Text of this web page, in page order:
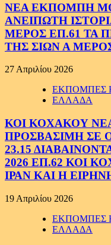
ΝΕΑ ΕΚΠΟΜΠΗ
ΑΝΕΙΠΩΤΗ
ΜΕΡΟΣ ΕΠ.61 ΤΑ
ΤΗΣ ΣΙΩΝ Α
27 Απριλίου 2026
ΕΚΠΟΜΠΕΣ
ΕΛΛΑΔΑ
ΚΟΙ ΚΟΧΑΚΟΥ
ΠΡΟΣΒΑΣΙΜΗ ΣΕ
23.15
2026 ΕΠ.62 ΚΟΙ
ΙΡΑΝ ΚΑΙ Η
19 Απριλίου 2026
ΕΚΠΟΜΠΕΣ
ΕΛΛΑΔΑ